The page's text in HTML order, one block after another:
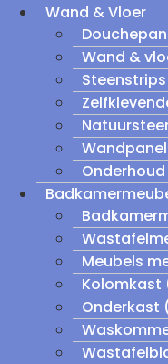
Wand & Vloer
Wand &
Steenstrips
Onderhoud
Meubels
Kolomkast
Onderkast